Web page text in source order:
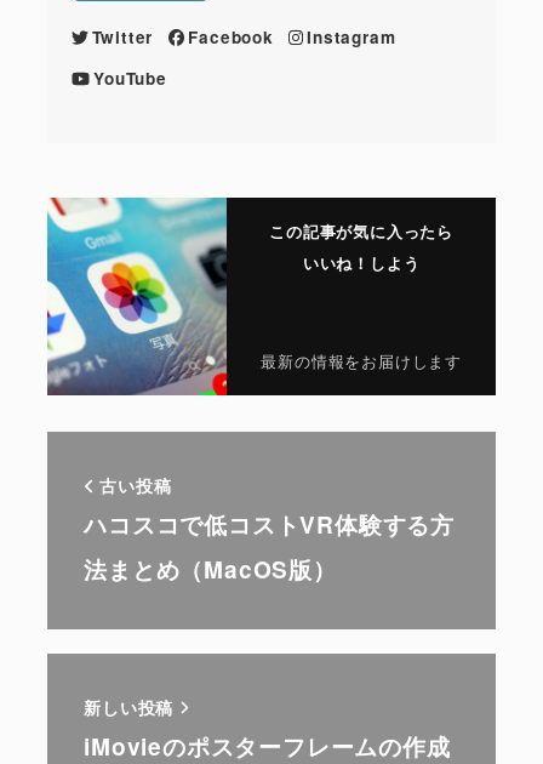
Twitter Facebook
Instagram
YouTube
この記事が気に入ったら
いいね！しよう
最新の情報をお届けします
古い投稿
ハコスコで低コストVR体験する方
法まとめ（MacOS版）
新しい投稿
iMovieのポスターフレームの作成